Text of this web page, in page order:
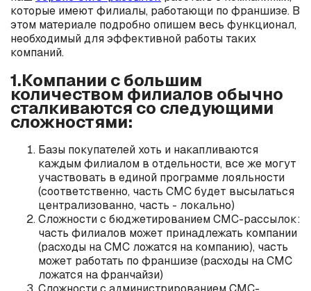
которые имеют филиалы, работающи по франшизе. В
этом материале подробно опишем весь функционал,
необходимый для эффективной работы таких
компаний.
1.Компании с большим
количеством филиалов обычно
сталкиваются со следующими
сложностями:
Базы покупателей хоть и накапливаются
каждым филиалом в отдельности, все же могут
участвовать в единой программе лояльности
(соответственно, часть СМС будет высылаться
централизованно, часть - локально)
Сложности с бюджетированием СМС-рассылок:
часть филиалов может принадлежать компании
(расходы на СМС ложатся на компанию), часть
может работать по франшизе (расходы на СМС
ложатся на франчайзи)